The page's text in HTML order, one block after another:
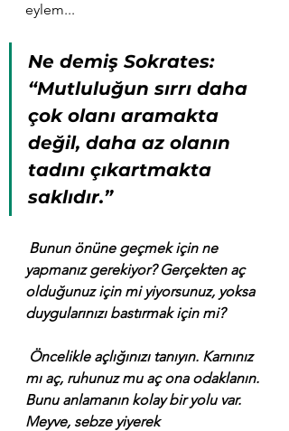
eylem...
Ne demiş Sokrates:
“Mutluluğun sırrı daha
çok olanı aramakta
değil, daha az olanın
tadını çıkartmakta
saklıdır.”
yapmanız gerekiyor? Gerçekten aç
olduğunuz için mi yiyorsunuz, yoksa
duygularınızı bastırmak için mi?
mı aç, ruhunuz mu aç ona odaklanın.
Bunu anlamanın kolay bir yolu var.
Meyve, sebze yiyerek